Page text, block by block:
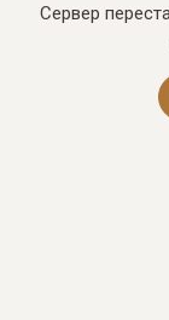
Сервер